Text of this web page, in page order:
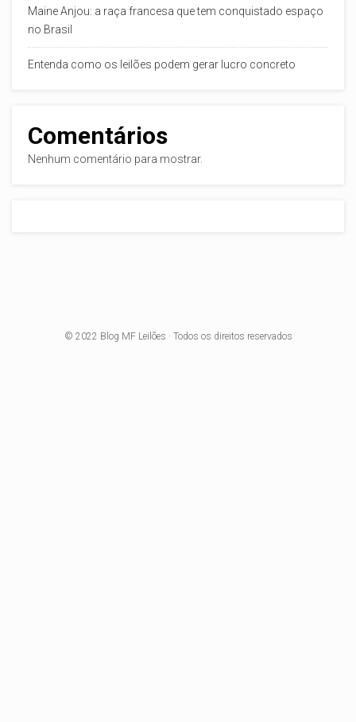
Maine Anjou: a raça francesa que tem conquistado espaço
no Brasil
Entenda como os leilões podem gerar lucro concreto
Comentários
Nenhum comentário para mostrar.
© 2022 Blog MF Leilões · Todos os direitos reservados